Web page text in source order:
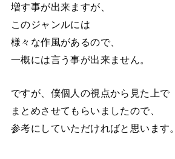
増す事が出来ますが、
このジャンルには
様々な作風があるので、
一概には言う事が出来ません。
ですが、僕個人の視点から見た上で
まとめさせてもらいましたので、
参考にしていただければと思います。